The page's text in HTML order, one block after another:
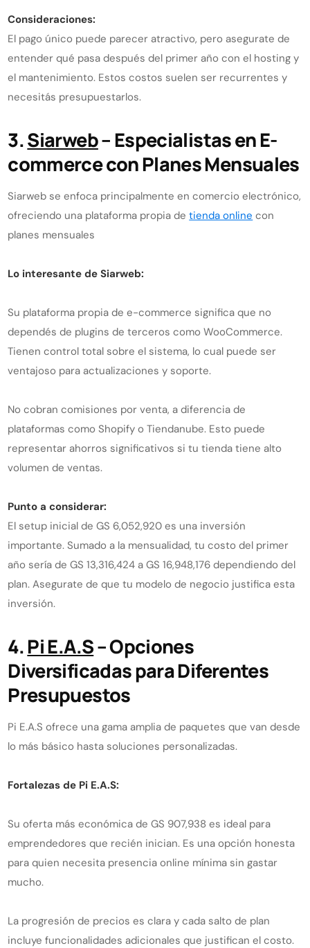
Consideraciones:
El pago único puede parecer atractivo, pero asegurate de
entender qué pasa después del primer año con el hosting y
el mantenimiento. Estos costos suelen ser recurrentes y
necesitás presupuestarlos.
3.Siarweb– Especialistas en E-
commerce con Planes Mensuales
Siarweb se enfoca principalmente en comercio electrónico,
ofreciendo una plataforma propia detienda online con
planes mensuales
Lo interesante de Siarweb:
Su plataforma propia de e-commerce significa que no
dependés de plugins de terceros como WooCommerce.
Tienen control total sobre el sistema, lo cual puede ser
ventajoso para actualizaciones y soporte.
No cobran comisiones por venta, a diferencia de
plataformas como Shopify o Tiendanube. Esto puede
representar ahorros significativos si tu tienda tiene alto
volumen de ventas.
Punto a considerar:
El setup inicial de GS 6,052,920 es una inversión
importante. Sumado a la mensualidad, tu costo del primer
año sería de GS 13,316,424 a GS 16,948,176 dependiendo del
plan. Asegurate de que tu modelo de negocio justifica esta
inversión.
4.Pi E.A.S– Opciones
Diversificadas para Diferentes
Presupuestos
Pi E.A.S ofrece una gama amplia de paquetes que van desde
lo más básico hasta soluciones personalizadas.
Fortalezas de Pi E.A.S:
Su oferta más económica de GS 907,938 es ideal para
emprendedores que recién inician. Es una opción honesta
para quien necesita presencia online mínima sin gastar
mucho.
La progresión de precios es clara y cada salto de plan
incluye funcionalidades adicionales que justifican el costo.